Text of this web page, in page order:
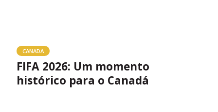
CANADA
FIFA 2026: Um momento
histórico para o Canadá